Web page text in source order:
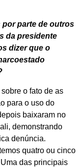
por parte de outros
da presidente
dizer que o
o fato de as
para o uso do
baixaram no
demonstrando
denúncia.
quatro ou cinco
das principais